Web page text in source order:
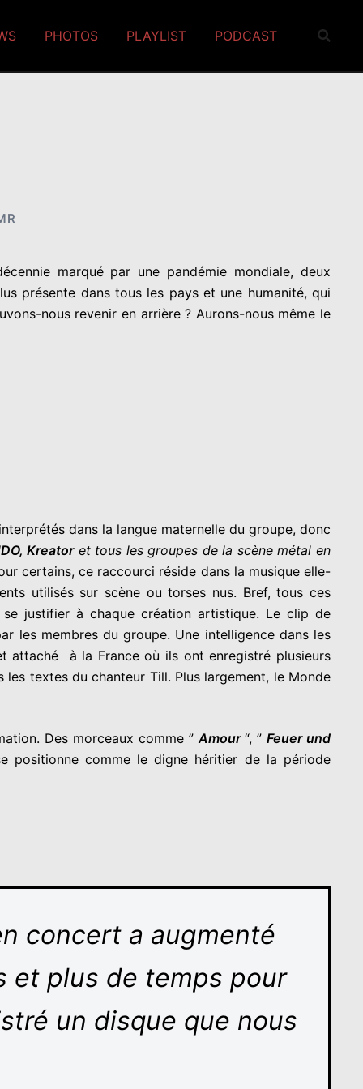
PHOTOS PLAYLIST PODCAST
marqué par une pandémie mondiale, deux
présente dans tous les pays et une humanité, qui
nous revenir en arrière ? Aurons-nous même le
dans la langue maternelle du groupe, donc
Kreatoret tous les groupes de la scène métal en
certains, ce raccourci réside dans la musique elle-
utilisés sur scène ou torses nus. Bref, tous ces
se justifier à chaque création artistique. Le clip de
les membres du groupe. Une intelligence dans les
attaché à la France où ils ont enregistré plusieurs
textes du chanteur Till. Plus largement, le Monde
Des morceaux comme ”Amour“, ”Feuer und
positionne comme le digne héritier de la période
concert a augmenté
et plus de temps pour
un disque que nous